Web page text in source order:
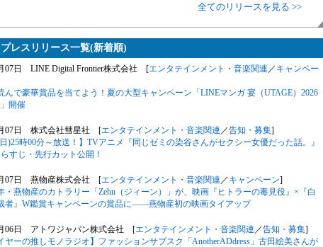
全てのリリースを見る >>
レスリリース一覧(新着順)
07日 LINE Digital Frontier株式会社 [エンタテインメント・音楽関連 ／ キャンペー
んで豪華賞品を当てよう！夏の大型キャンペーン「LINEマンガ 宴（UTAGE）2026
開催
07日 株式会社彗星社 [エンタテインメント・音楽関連 ／告知・募集]
日)25時00分～放送！】TVアニメ『同じゼミの染谷さんがセクシー女優だった話。』
すじ・先行カット公開！
07日 燕物産株式会社 [エンタテインメント・音楽関連 ／ キャンペーン]
・燕物産のカトラリー「Zehn（ジィーン）」が、映画『ヒトラーの毒見役』×『白
者』W鑑賞キャンペーンの賞品に――燕物産初の映画タイアップ
06日 アトワジャパン株式会社 [エンタテインメント・音楽関連 ／告知・募集]
ヤーの推しモノラジオ】ファッションサブスク「AnotherADdress」古田絵美さんが